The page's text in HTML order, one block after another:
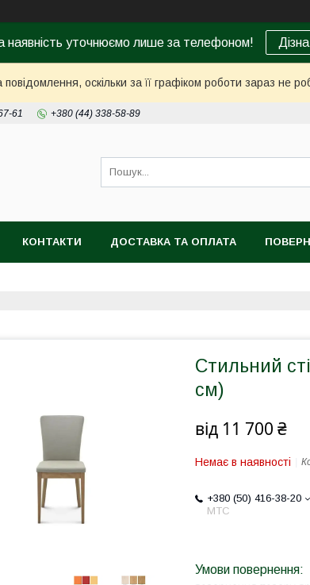
наявність уточнюємо лише за телефоном!
оскільки за її графіком роботи зараз не
61 +380 (44) 338-58-89
КОНТАКТИ ДОСТАВКА ТА ОПЛАТА
Стильний
см)
від 11 700 ₴
Немає в наявності
+380 (50) 416-38-20
МТС